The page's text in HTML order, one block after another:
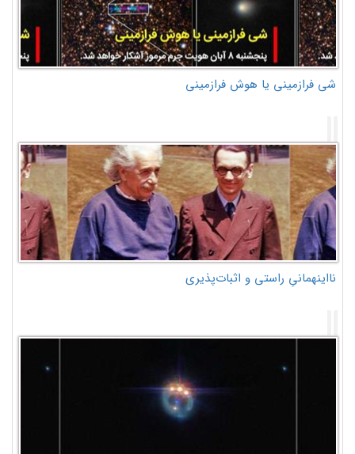
شی فرازمینی یا هوش فرازمینی
نااینهمانیِ راستی و اثبات‌پذیری